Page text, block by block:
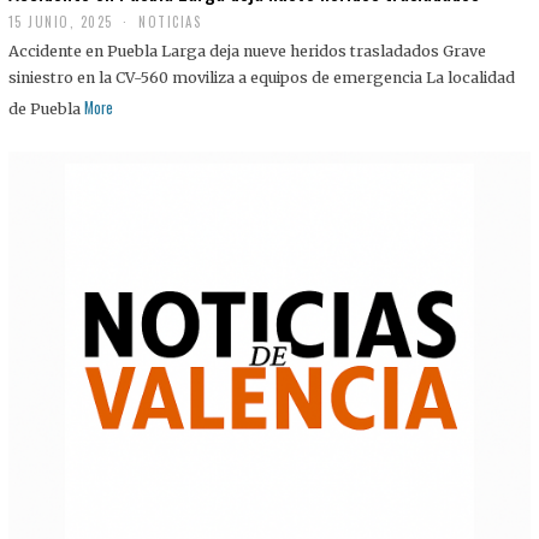
15 JUNIO, 2025 NOTICIAS
Accidente en Puebla Larga deja nueve heridos trasladados Grave
siniestro en la CV-560 moviliza a equipos de emergencia La localidad
de Puebla More